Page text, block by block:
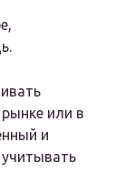
или в
и